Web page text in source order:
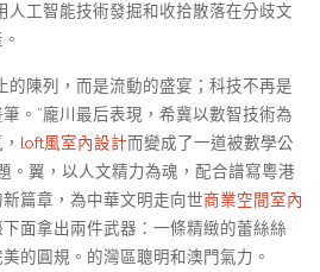
人工智能技術發掘和收拾散落在分歧文
的陳列，而是流動的盛宴；科技不再是
。”龐川最后表現，希冀以數智技術為
loft風室內設計而變成了一道被數學公
。翼，以人文精力為魂，配合譜寫粵港
篇章，為中華文明走向世商業空間室內
面拿出兩件武器：一條精緻的蕾絲絲
的圓規。的灣區聰明和澳門氣力。